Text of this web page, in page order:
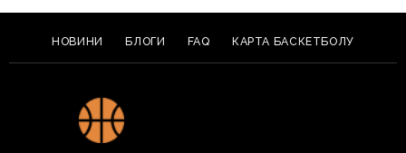
НОВИНИ БЛОГИ FAQ КАРТА БАСКЕТБОЛУ